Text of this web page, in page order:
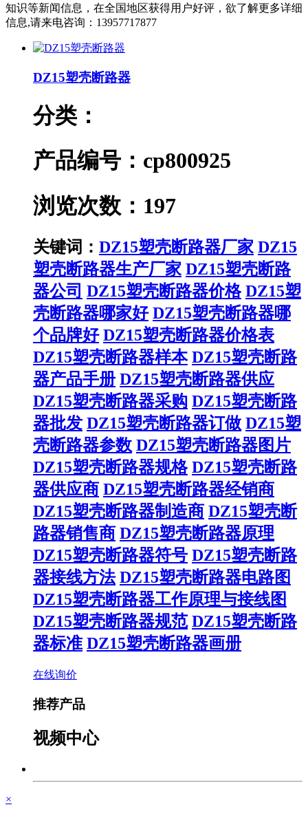
知识等新闻信息，在全国地区获得用户好评，欲了解更多详细
信息,请来电咨询：13957717877
DZ15塑壳断路器
分类：
产品编号：cp800925
浏览次数：197
关键词： DZ15塑壳断路器厂家 DZ15
塑壳断路器生产厂家 DZ15塑壳断路
器公司 DZ15塑壳断路器价格 DZ15塑
壳断路器哪家好 DZ15塑壳断路器哪
个品牌好 DZ15塑壳断路器价格表
DZ15塑壳断路器样本 DZ15塑壳断路
器产品手册 DZ15塑壳断路器供应
DZ15塑壳断路器采购 DZ15塑壳断路
器批发 DZ15塑壳断路器订做 DZ15塑
壳断路器参数 DZ15塑壳断路器图片
DZ15塑壳断路器规格 DZ15塑壳断路
器供应商 DZ15塑壳断路器经销商
DZ15塑壳断路器制造商 DZ15塑壳断
路器销售商 DZ15塑壳断路器原理
DZ15塑壳断路器符号 DZ15塑壳断路
器接线方法 DZ15塑壳断路器电路图
DZ15塑壳断路器工作原理与接线图
DZ15塑壳断路器规范 DZ15塑壳断路
器标准 DZ15塑壳断路器画册
在线询价
推荐产品
视频中心
×